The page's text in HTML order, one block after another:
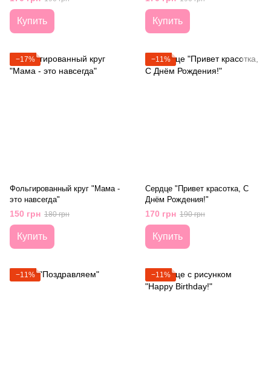
Купить Купить
−17%
Фольгированный круг "Мама -
это навсегда"
150 грн 180 грн
Купить
−11%
Сердце "Привет красотка, С
Днём Рождения!"
170 грн 190 грн
Купить
−11% −11%